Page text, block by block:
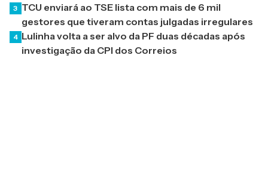
3 TCU enviará ao TSE lista com mais de 6 mil
gestores que tiveram contas julgadas irregulares
4 Lulinha volta a ser alvo da PF duas décadas após
investigação da CPI dos Correios